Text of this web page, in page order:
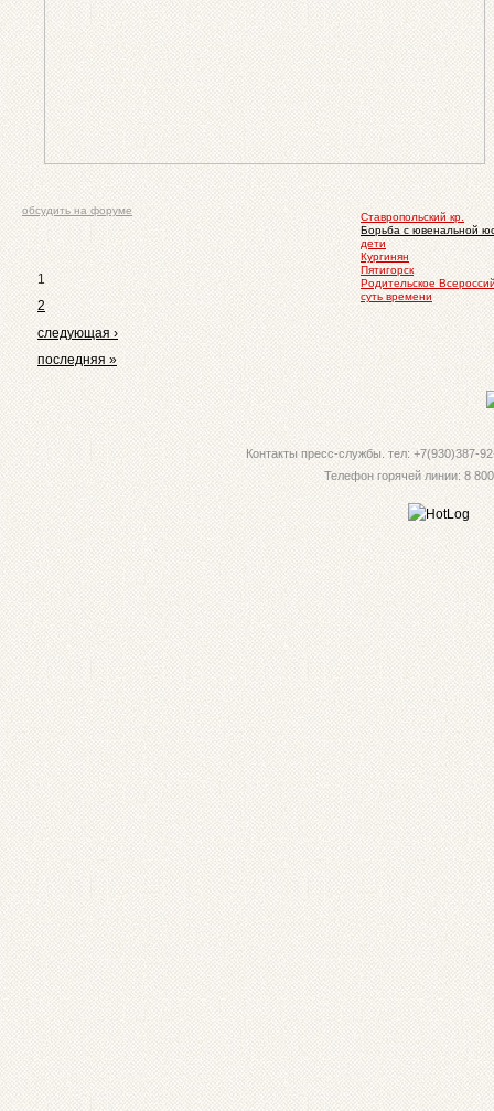
Ставропольский кр.
Борьба с ювенальной
дети
Кургинян
Пятигорск
Родительское
суть времени
обсудить на форуме
1
2
следующая ›
последняя »
Контакты пресс-службы. тел: +7(930)387-
Телефон горячей линии: 8